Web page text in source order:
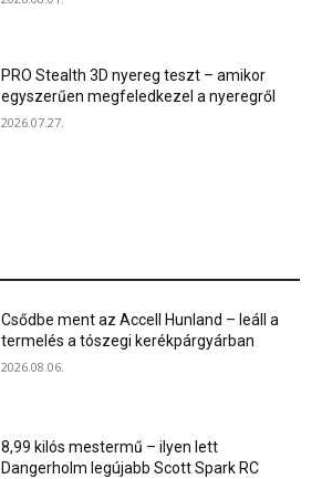
PRO Stealth 3D nyereg teszt – amikor
egyszerűen megfeledkezel a nyeregről
2026.07.27.
Csődbe ment az Accell Hunland – leáll a
termelés a tószegi kerékpárgyárban
2026.08.06.
8,99 kilós mestermű – ilyen lett
Dangerholm legújabb Scott Spark RC